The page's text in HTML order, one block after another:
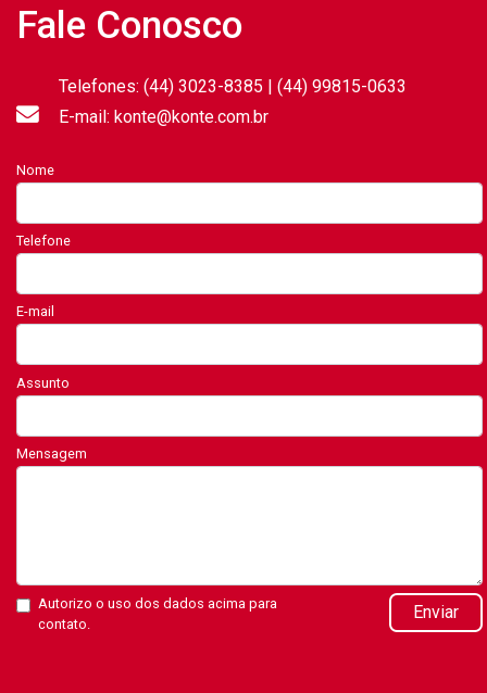
Fale Conosco
Telefones: (44) 3023-8385 | (44) 99815-0633
E-mail: konte@konte.com.br
Nome
Telefone
E-mail
Assunto
Mensagem
Autorizo o uso dos dados acima para
contato.
Enviar